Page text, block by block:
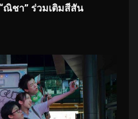
ณิชา” ร่วมเติมสีสัน